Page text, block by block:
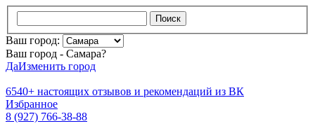
Поиск
Ваш город:
Ваш город - Самара?
ДаИзменить город
6540+ настоящих отзывов и рекомендаций из ВК
Избранное
8 (927) 766-38-88